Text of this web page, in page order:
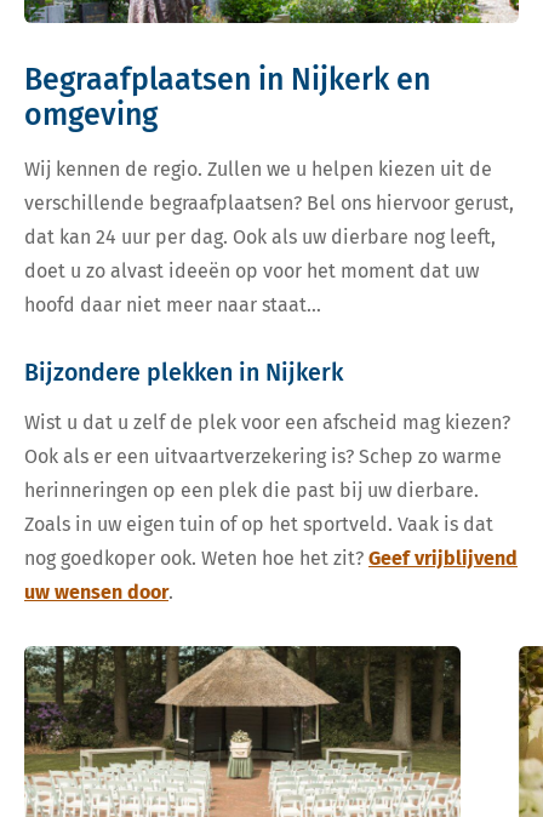
Begraafplaatsen in Nijkerk en
omgeving
Wij kennen de regio. Zullen we u helpen kiezen uit de
verschillende begraafplaatsen? Bel ons hiervoor gerust,
dat kan 24 uur per dag. Ook als uw dierbare nog leeft,
doet u zo alvast ideeën op voor het moment dat uw
hoofd daar niet meer naar staat…
Bijzondere plekken in Nijkerk
Wist u dat u zelf de plek voor een afscheid mag kiezen?
Ook als er een uitvaartverzekering is? Schep zo warme
herinneringen op een plek die past bij uw dierbare.
Zoals in uw eigen tuin of op het sportveld. Vaak is dat
nog goedkoper ook. Weten hoe het zit? Geef vrijblijvend
uw wensen door.